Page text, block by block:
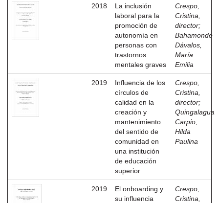
2018
La inclusión
laboral para la
promoción de
autonomía en
personas con
trastornos
mentales graves
Crespo,
Cristina,
director;
Bahamonde
Dávalos,
María
Emilia
2019
Influencia de los
círculos de
calidad en la
creación y
mantenimiento
del sentido de
comunidad en
una institución
de educación
superior
Crespo,
Cristina,
director;
Quingalagua
Carpio,
Hilda
Paulina
2019
El onboarding y
su influencia
Crespo,
Cristina,